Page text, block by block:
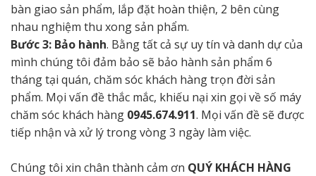
bàn giao sản phẩm, lắp đặt hoàn thiện, 2 bên cùng
nhau nghiệm thu xong sản phẩm.
Bước 3: Bảo hành. Bằng tất cả sự uy tín và danh dự của
mình chúng tôi đảm bảo sẽ bảo hành sản phẩm 6
tháng tại quán, chăm sóc khách hàng trọn đời sản
phẩm. Mọi vấn đề thắc mắc, khiếu nại xin gọi về số máy
chăm sóc khách hàng 0945.674.911. Mọi vấn đề sẽ được
tiếp nhận và xử lý trong vòng 3 ngày làm việc.
Chúng tôi xin chân thành cảm ơn QUÝ KHÁCH HÀNG